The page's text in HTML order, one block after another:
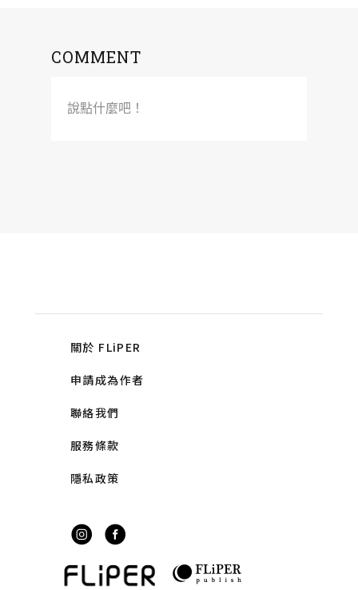
COMMENT
說點什麼吧！
關於 FLiPER
申請成為作者
聯絡我們
服務條款
隱私政策